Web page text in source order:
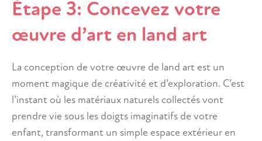
Étape 3: Concevez votre
œuvre d’art en land art
La conception de votre œuvre de land art est un
moment magique de créativité et d’exploration. C’est
l’instant où les matériaux naturels collectés vont
prendre vie sous les doigts imaginatifs de votre
enfant, transformant un simple espace extérieur en